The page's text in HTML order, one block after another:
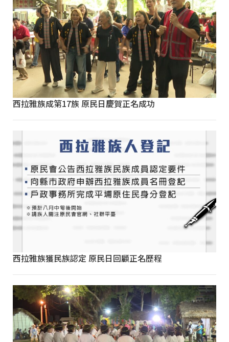
西拉雅族成第17族 原民日慶賀正名成功
西拉雅族獲民族認定 原民日回顧正名歷程